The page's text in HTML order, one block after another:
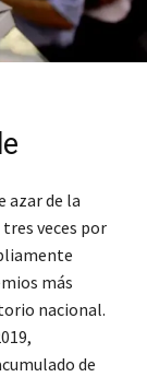
azar de la
veces por
más
nacional.
de